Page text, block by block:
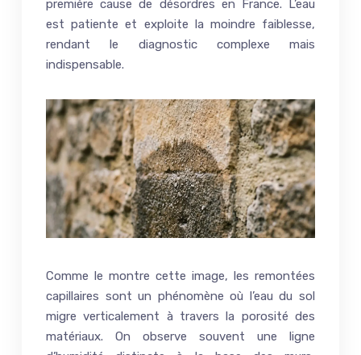
première cause de désordres en France. L’eau
est patiente et exploite la moindre faiblesse,
rendant le diagnostic complexe mais
indispensable.
Comme le montre cette image, les remontées
capillaires sont un phénomène où l’eau du sol
migre verticalement à travers la porosité des
matériaux. On observe souvent une ligne